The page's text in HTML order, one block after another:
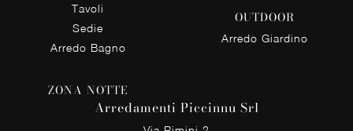
Tavoli
Sedie
Arredo Bagno
ZONA NOTTE
OUTDOOR
Arredo Giardino
Arredamenti Piccinnu Srl